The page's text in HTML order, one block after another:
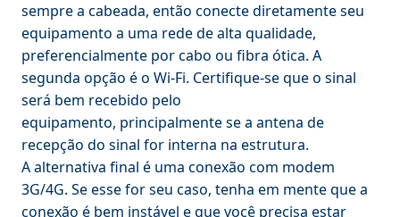
sempre a cabeada, então conecte diretamente seu
equipamento a uma rede de alta qualidade,
preferencialmente por cabo ou fibra ótica. A
segunda opção é o Wi-Fi. Certifique-se que o sinal
será bem recebido pelo
equipamento, principalmente se a antena de
recepção do sinal for interna na estrutura.
A alternativa final é uma conexão com modem
3G/4G. Se esse for seu caso, tenha em mente que a
conexão é bem instável e que você precisa estar